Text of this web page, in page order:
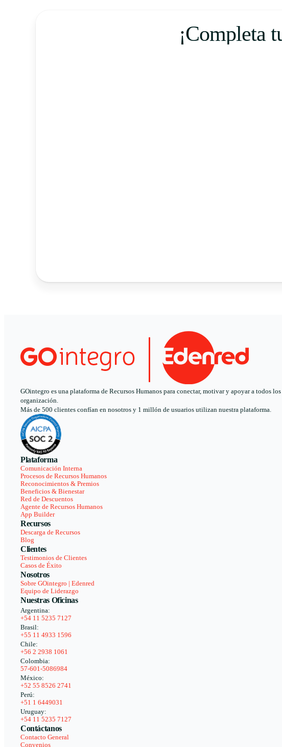
¡Completa
GOintegro es una plataforma de Recursos Humanos para conectar, motivar y apoyar a todos
organización.
Más de 500 clientes confían en nosotros y 1 millón de usuarios utilizan nuestra plataforma.
Plataforma
Comunicación Interna
Procesos de Recursos Humanos
Reconocimientos & Premios
Beneficios & Bienestar
Red de Descuentos
Agente de Recursos Humanos
App Builder
Recursos
Descarga de Recursos
Blog
Clientes
Testimonios de Clientes
Casos de Éxito
Nosotros
Sobre GOintegro | Edenred
Equipo de Liderazgo
Nuestras Oficinas
Argentina:
+54 11 5235 7127
Brasil:
+55 11 4933 1596
Chile:
+56 2 2938 1061
Colombia:
57-601-5086984
México:
+52 55 8526 2741
Perú:
+51 1 6449031
Uruguay:
+54 11 5235 7127
Contáctanos
Contacto General
Convenios